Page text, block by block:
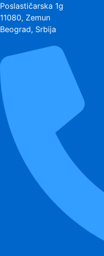
Poslastičarska 1g
11080, Zemun
Beograd, Srbija